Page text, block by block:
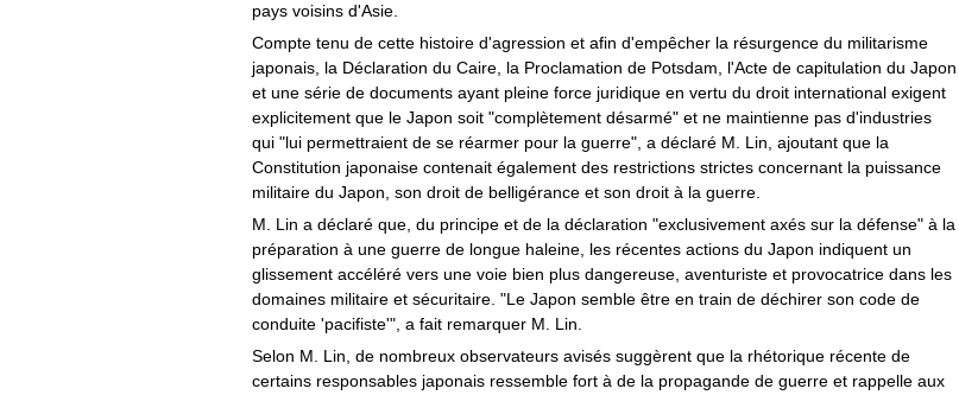
pays voisins d'Asie.
Compte tenu de cette histoire d'agression et afin d'empêcher la résurgence du militarisme
japonais, la Déclaration du Caire, la Proclamation de Potsdam, l'Acte de capitulation du Japon
et une série de documents ayant pleine force juridique en vertu du droit international exigent
explicitement que le Japon soit "complètement désarmé" et ne maintienne pas d'industries
qui "lui permettraient de se réarmer pour la guerre", a déclaré M. Lin, ajoutant que la
Constitution japonaise contenait également des restrictions strictes concernant la puissance
militaire du Japon, son droit de belligérance et son droit à la guerre.
M. Lin a déclaré que, du principe et de la déclaration "exclusivement axés sur la défense" à la
préparation à une guerre de longue haleine, les récentes actions du Japon indiquent un
glissement accéléré vers une voie bien plus dangereuse, aventuriste et provocatrice dans les
domaines militaire et sécuritaire. "Le Japon semble être en train de déchirer son code de
conduite 'pacifiste'", a fait remarquer M. Lin.
Selon M. Lin, de nombreux observateurs avisés suggèrent que la rhétorique récente de
certains responsables japonais ressemble fort à de la propagande de guerre et rappelle aux